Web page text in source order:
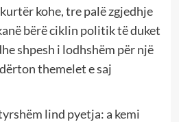
kohe, tre palë zgjedhje
bërë ciklin politik të duket
shpesh i lodhshëm për një
themelet e saj
lind pyetja: a kemi